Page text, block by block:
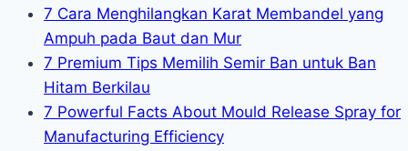
7 Cara Menghilangkan Karat Membandel yang
Ampuh pada Baut dan Mur
7 Premium Tips Memilih Semir Ban untuk Ban
Hitam Berkilau
7 Powerful Facts About Mould Release Spray for
Manufacturing Efficiency